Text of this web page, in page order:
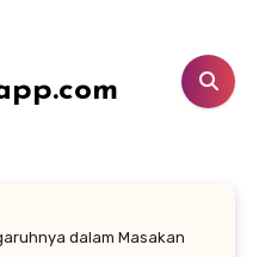
dalam Masakan